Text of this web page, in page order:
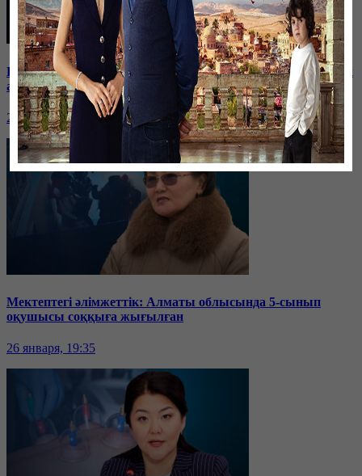
Баспанасын ала алмай жүрген бір топ шымкенттік әкімдік
алдына түнеуге келді
26 января, 19:35
Мектептегі әлімжеттік: Алматы облысында 5-сынып
оқушысы соққыға жығылған
26 января, 19:35